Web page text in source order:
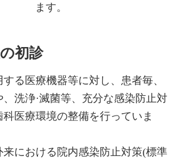
ます。
初診
る医療機器等に対し、患者毎、
洗浄·滅菌等、充分な感染防止対
医療環境の整備を行っていま
来における院内感染防止対策(標準